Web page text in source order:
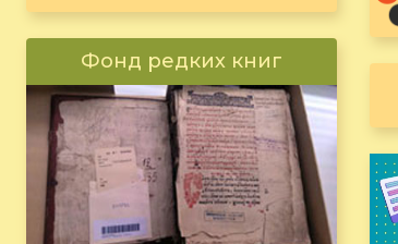
Фонд редких книг